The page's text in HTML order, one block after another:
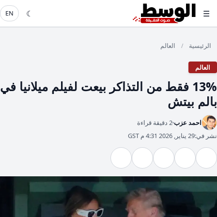
☰
☾
EN
الرئيسية / العالم
العالم
13% فقط من التذاكر بيعت لفيلم ميلانيا في
بالم بيتش
احمد عزب2 دقيقة قراءة
نشر في:29 يناير, 2026 4:31 م GST